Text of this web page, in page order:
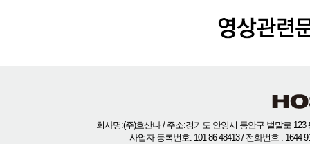
회사명:(주)호산나 / 주소:경기도 안양시 동안구 벌말로
사업자 등록번호: 101-86-48413 / 전화번호 :